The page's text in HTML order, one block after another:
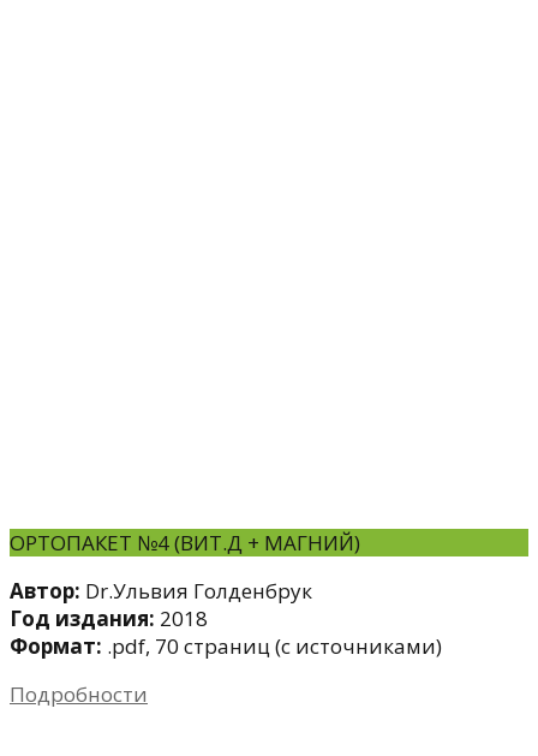
ОРТОПАКЕТ №4 (ВИТ.Д + МАГНИЙ)
Автор: Dr.Ульвия Голденбрук
Год издания: 2018
Формат: .pdf, 70 страниц (с источниками)
Подробности